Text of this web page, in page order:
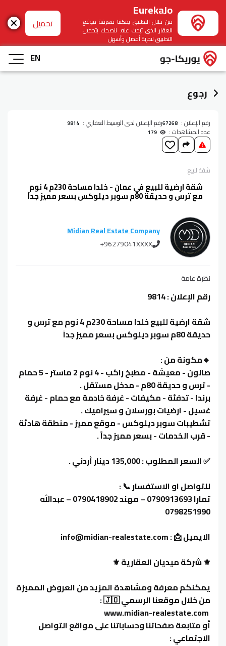
EurekaJo
من خلال التطبيق يمكننا معرفة موقع
العقار الذي تبحث عنه. ننصحك بتحميل
التطبيق لتجربة أفضل وأسهل
تحميل
EN
رجوع
رقم الإعلان : 67268رقم الإعلان لدى الوسيط العقاري : 9814
عدد المشاهدات :
شقةللبيع
شقة ارضية للبيع في عمان - خلدا مساحة 230م 4 نوم
مع ترس و حديقة 80م سوبر ديلوكس بسعر مميز جداً
Midian Real Estate Company
+96279041XXXX
نظرة عامة
رقم الإعلان : 9814
شقة ارضية للبيع خلدا مساحة 230م 4 نوم مع ترس و
حديقة 80م سوبر ديلوكس بسعر مميز جداً
🔹مكونة من :
صالون - معيشة - مطبخ راكب - 4 نوم 2 ماستر - 5 حمام
- ترس و حديقة 80م - مدخل مستقل .
برندا - تدفئة - مكيفات - غرفة خادمة مع حمام - غرفة
غسيل - ارضيات بورسلان و سيراميك .
تشطيبات سوبر ديلوكس - موقع مميز - منطقة هادئة
- قرب الخدمات - بسعر مميز جداً .
✅ السعر المطلوب : 135,000 دينار أردني .
للتواصل او الاستفسار 📞 :
تمارا 0790913693 – مهند 0790418902 – عبدالله
0798251990
الايميل 📩 : info@midian-realestate.com
⚜️ شركة ميديان العقارية ⚜️
يمكنكم معرفة ومشاهدة المزيد من العروض المميزة
من خلال موقعنا الرسمي 🇯🇴 :
أو متابعة صفحاتنا وحساباتنا على مواقع التواصل
الاجتماعي :